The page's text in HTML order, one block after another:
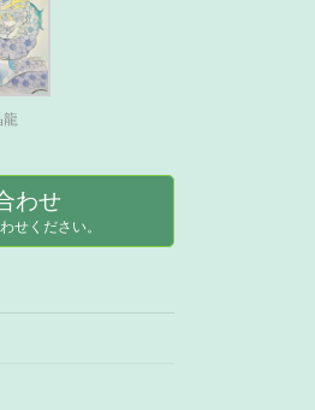
龍
わせ
せください。